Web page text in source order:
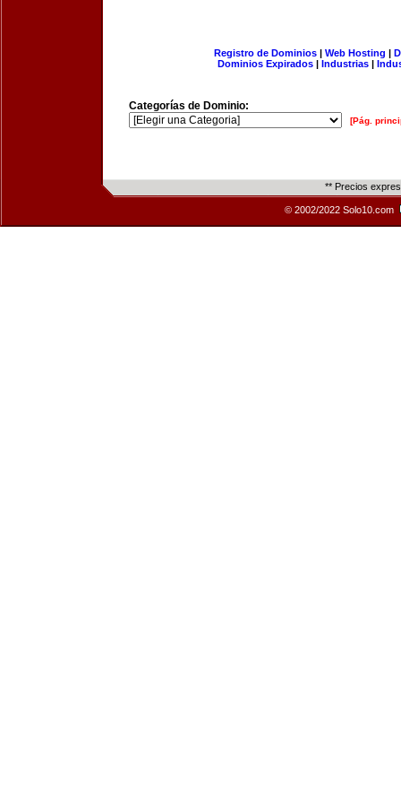
Registro de Dominios| Web Hosting |
Dominios Expirados | Industrias |
Categorías de Dominio:
[Pág.
** Precios
© 2002/2022 Solo10.com